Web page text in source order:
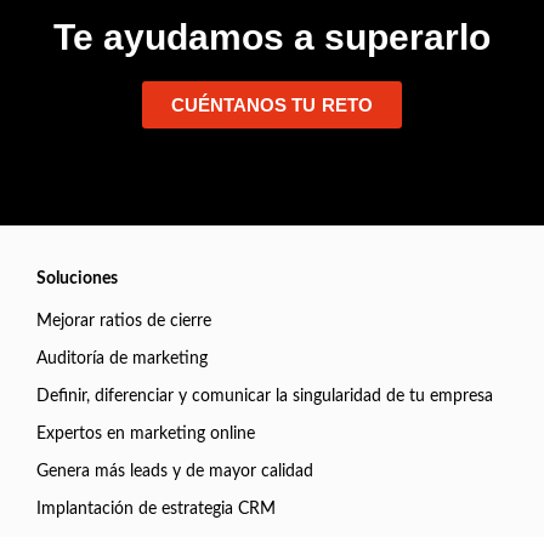
Te ayudamos a superarlo
CUÉNTANOS TU RETO
Soluciones
Mejorar ratios de cierre
Auditoría de marketing
Definir, diferenciar y comunicar la singularidad de tu empresa
Expertos en marketing online
Genera más leads y de mayor calidad
Implantación de estrategia CRM